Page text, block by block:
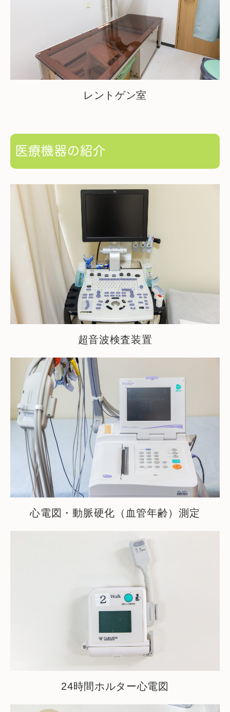
レントゲン室
医療機器の紹介
超音波検査装置
心電図・動脈硬化（血管年齢）測定
24時間ホルター心電図